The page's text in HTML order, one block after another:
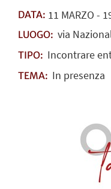
DATA: 11 MARZO -
LUOGO: via
TIPO: Incontrare
TEMA: In presenza